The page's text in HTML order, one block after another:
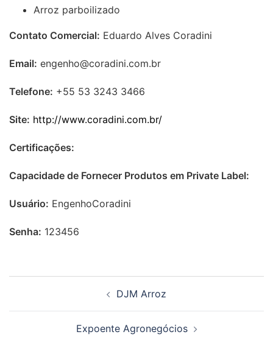
Arroz parboilizado
Contato Comercial: Eduardo Alves Coradini
Email: engenho@coradini.com.br
Telefone: +55 53 3243 3466
Site: http://www.coradini.com.br/
Certificações:
Capacidade de Fornecer Produtos em Private Label:
Usuário: EngenhoCoradini
Senha: 123456
DJM Arroz
Expoente Agronegócios